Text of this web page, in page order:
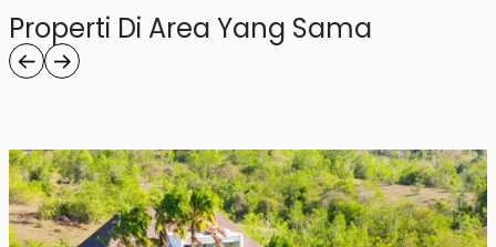
Properti Di Area Yang Sama